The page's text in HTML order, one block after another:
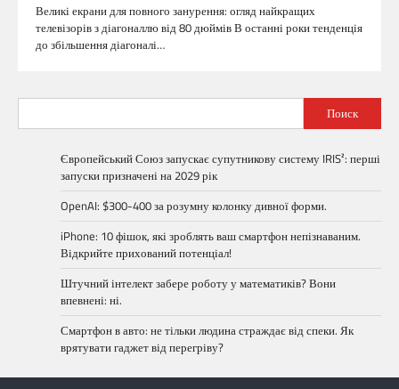
Великі екрани для повного занурення: огляд найкращих
телевізорів з діагоналлю від 80 дюймів В останні роки тенденція
до збільшення діагоналі…
Поиск
Європейський Союз запускає супутникову систему IRIS²: перші
запуски призначені на 2029 рік
OpenAI: $300-400 за розумну колонку дивної форми.
iPhone: 10 фішок, які зроблять ваш смартфон непізнаваним.
Відкрийте прихований потенціал!
Штучний інтелект забере роботу у математиків? Вони
впевнені: ні.
Смартфон в авто: не тільки людина страждає від спеки. Як
врятувати гаджет від перегріву?